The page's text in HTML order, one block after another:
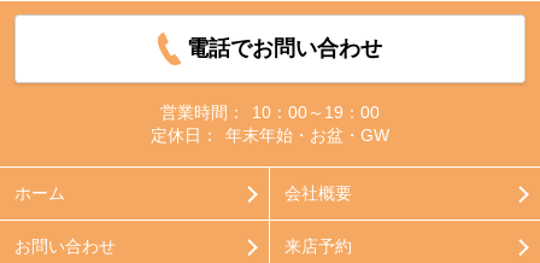
電話でお問い合わせ
営業時間：
10：00～19：00
定休日：
年末年始・お盆・GW
ホーム 会社概要
お問い合わせ 来店予約